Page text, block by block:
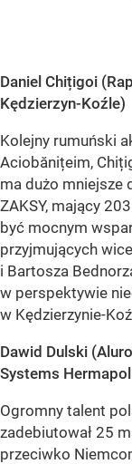
Daniel Chițigoi
Kędzierzyn-Koźle)
Kolejny rumuński
Aciobănițeim,
ma dużo mniejsze
ZAKSY, mający
być mocnym
przyjmujących
i Bartosza
w perspektywie
w Kędzierzynie-
Dawid Dulski
Systems
Ogromny talent
zadebiutował 25
przeciwko